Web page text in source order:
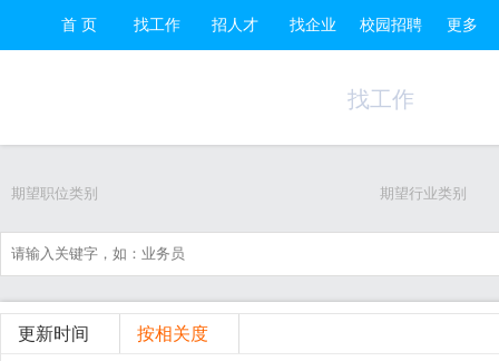
首 页 找工作 招人才 找企业 校园招聘 更多
找工作
期望职位类别 期望行业类别
更新时间 按相关度